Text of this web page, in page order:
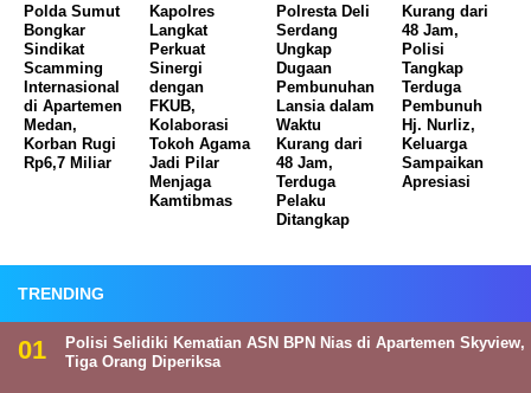
Polda Sumut
Bongkar
Sindikat
Scamming
Internasional
di Apartemen
Medan,
Korban Rugi
Rp6,7 Miliar
Kapolres
Langkat
Perkuat
Sinergi
dengan
FKUB,
Kolaborasi
Tokoh Agama
Jadi Pilar
Menjaga
Kamtibmas
Polresta Deli
Serdang
Ungkap
Dugaan
Pembunuhan
Lansia dalam
Waktu
Kurang dari
48 Jam,
Terduga
Pelaku
Ditangkap
Kurang dari
48 Jam,
Polisi
Tangkap
Terduga
Pembunuh
Hj. Nurliz,
Keluarga
Sampaikan
Apresiasi
TRENDING
Polisi Selidiki Kematian ASN BPN Nias di Apartemen Skyview,
Tiga Orang Diperiksa